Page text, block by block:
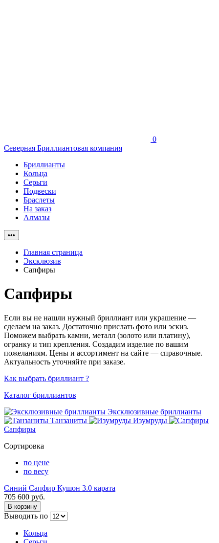
0
Северная Бриллиантовая компания
Бриллианты
Кольца
Серьги
Подвески
Браслеты
На заказ
Алмазы
•••
Главная страница
Эксклюзив
Сапфиры
Сапфиры
Если вы не нашли нужный бриллиант или украшение —
сделаем на заказ. Достаточно прислать фото или эскиз.
Поможем выбрать камни, металл (золото или платину),
огранку и тип крепления. Создадим изделие по вашим
пожеланиям. Цены и ассортимент на сайте — справочные.
Актуальность уточняйте при заказе.
Как выбрать бриллиант ?
Каталог бриллиантов
Эксклюзивные бриллианты
Танзаниты
Изумруды
Сапфиры
Сортировка
по цене
по весу
Синий Сапфир Кушон 3.0 карата
705 600 руб.
В корзину
Выводить по
Кольца